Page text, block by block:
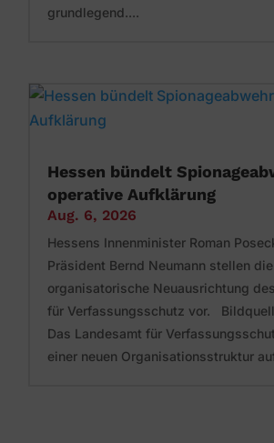
grundlegend....
Hessen bündelt
operative Aufklärung
Aug. 6, 2026
Hessens Innenminister Roman
Präsident Bernd Neumann stellen die
organisatorische Neuausrichtung
für Verfassungsschutz vor.
Das Landesamt für
einer neuen Organisationsstruktur